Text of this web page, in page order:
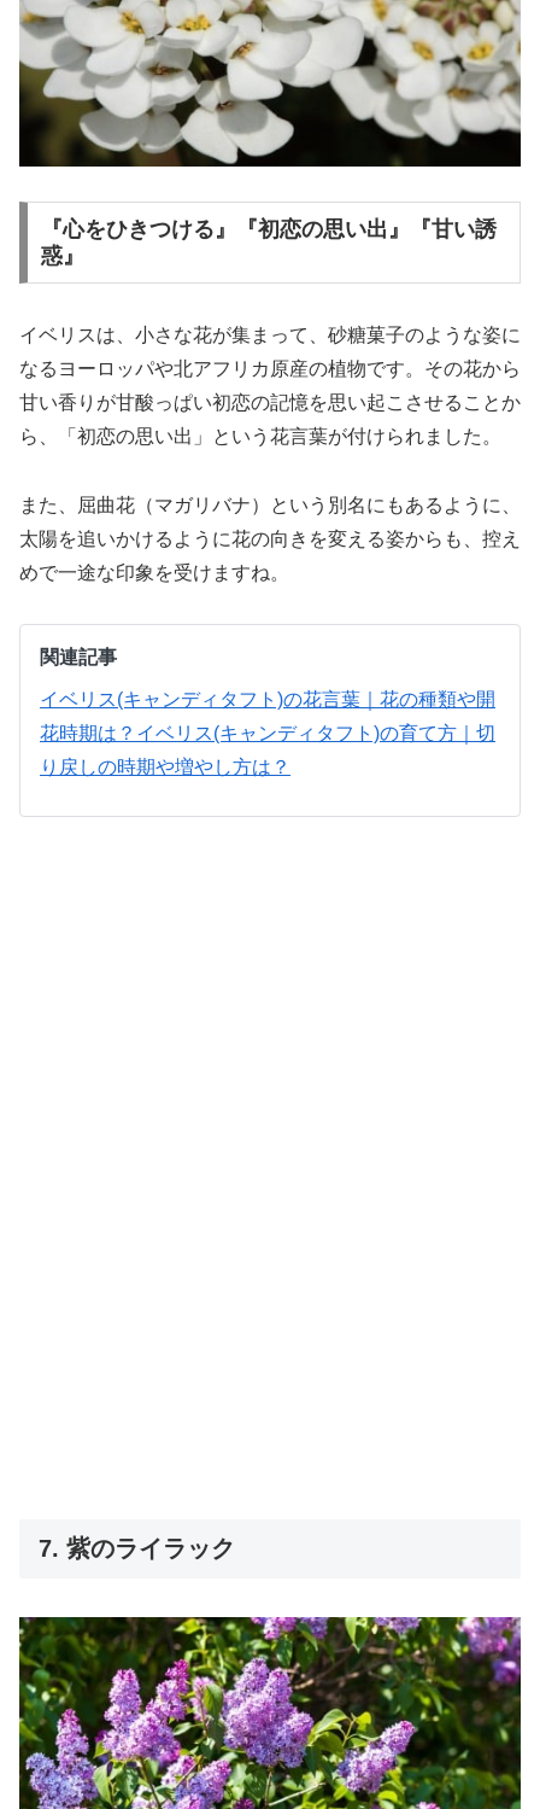
『心をひきつける』『初恋の思い出』『甘い誘
惑』
イベリスは、小さな花が集まって、砂糖菓子のような姿に
なるヨーロッパや北アフリカ原産の植物です。その花から
甘い香りが甘酸っぱい初恋の記憶を思い起こさせることか
ら、「初恋の思い出」という花言葉が付けられました。
また、屈曲花（マガリバナ）という別名にもあるように、
太陽を追いかけるように花の向きを変える姿からも、控え
めで一途な印象を受けますね。
関連記事
イベリス(キャンディタフト)の花言葉｜花の種類や開
花時期は？ イベリス(キャンディタフト)の育て方｜切
り戻しの時期や増やし方は？
7. 紫のライラック